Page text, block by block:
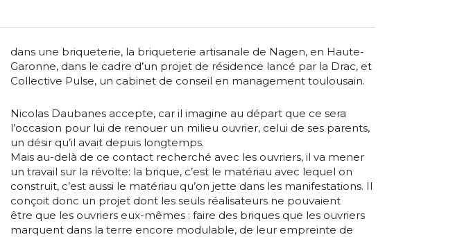
dans une briqueterie, la briqueterie artisanale de Nagen, en Haute-
Garonne, dans le cadre d’un projet de résidence lancé par la Drac, et
Collective Pulse, un cabinet de conseil en management toulousain.
Nicolas Daubanes accepte, car il imagine au départ que ce sera
l’occasion pour lui de renouer un milieu ouvrier, celui de ses parents,
un désir qu’il avait depuis longtemps.
Mais au-delà de ce contact recherché avec les ouvriers, il va mener
un travail sur la révolte: la brique, c’est le matériau avec lequel on
construit, c’est aussi le matériau qu’on jette dans les manifestations. Il
conçoit donc un projet dont les seuls réalisateurs ne pouvaient
être que les ouvriers eux-mêmes : faire des briques que les ouvriers
marquent dans la terre encore modulable, de leur empreinte de